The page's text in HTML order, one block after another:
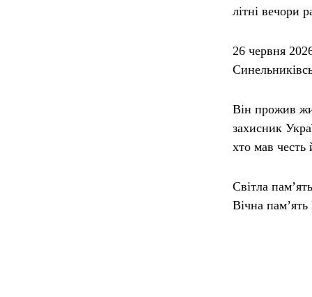
літні вечори
26 червня
Він прожив
захисник
хто мав честь
Світла
Вічна